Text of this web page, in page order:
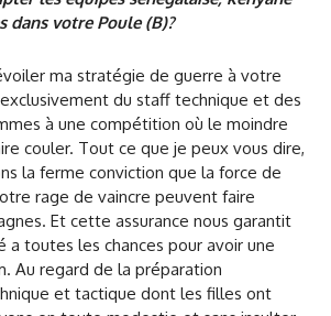
dans votre Poule (B)?
ma stratégie de guerre à votre
du staff technique et des
à une compétition où le moindre
couler. Tout ce que je peux vous dire,
la ferme conviction que la force de
rage de vaincre peuvent faire
Et cette assurance nous garantit
a toutes les chances pour avoir une
Au regard de la préparation
et tactique dont les filles ont